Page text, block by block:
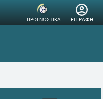
ΠΡΟΓΝΩΣΤΙΚΑ ΕΓΓΡΑΦΗ